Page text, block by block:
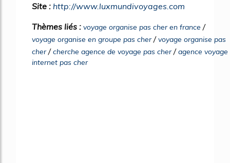
Site : http://www.luxmundivoyages.com
Thèmes liés : voyage organise pas cher en france /
voyage organise en groupe pas cher/voyage organise pas
cher/cherche agence de voyage pas cher/agence voyage
internet pas cher